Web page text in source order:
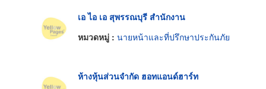
เอ ไอ เอ สุพรรณบุรี สำนักงาน
หมวดหมู่ : นายหน้าและที่ปรึกษาประกันภัย
ห้างหุ้นส่วนจำกัด ฮอทแอนด์ฮาร์ท